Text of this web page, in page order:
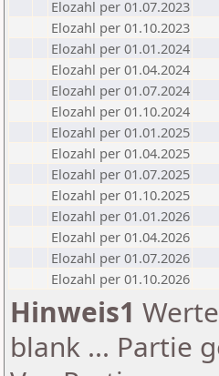
Elozahl per 01.07.2023
Elozahl per 01.10.2023
Elozahl per 01.01.2024
Elozahl per 01.04.2024
Elozahl per 01.07.2024
Elozahl per 01.10.2024
Elozahl per 01.01.2025
Elozahl per 01.04.2025
Elozahl per 01.07.2025
Elozahl per 01.10.2025
Elozahl per 01.01.2026
Elozahl per 01.04.2026
Elozahl per 01.07.2026
Elozahl per 01.10.2026
Hinweis1
blank ... Partie